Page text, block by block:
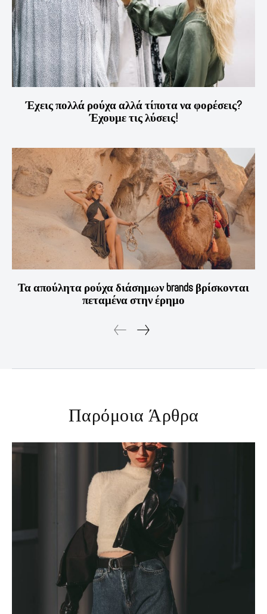
Έχεις πολλά ρούχα αλλά τίποτα να φορέσεις?
Έχουμε τις λύσεις!
Τα απούλητα ρούχα διάσημων brands βρίσκονται
πεταμένα στην έρημο
Παρόμοια Άρθρα